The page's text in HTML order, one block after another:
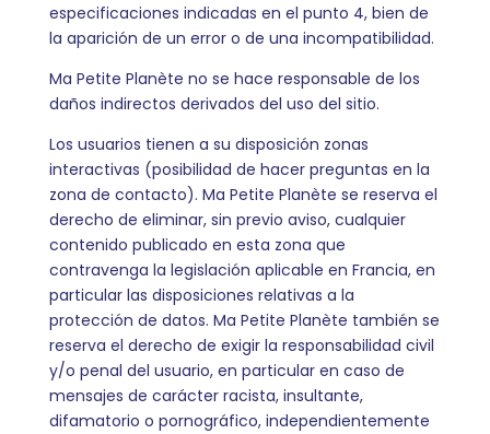
especificaciones indicadas en el punto 4, bien de
la aparición de un error o de una incompatibilidad.
Ma Petite Planète no se hace responsable de los
daños indirectos derivados del uso del sitio.
Los usuarios tienen a su disposición zonas
interactivas (posibilidad de hacer preguntas en la
zona de contacto). Ma Petite Planète se reserva el
derecho de eliminar, sin previo aviso, cualquier
contenido publicado en esta zona que
contravenga la legislación aplicable en Francia, en
particular las disposiciones relativas a la
protección de datos. Ma Petite Planète también se
reserva el derecho de exigir la responsabilidad civil
y/o penal del usuario, en particular en caso de
mensajes de carácter racista, insultante,
difamatorio o pornográfico, independientemente